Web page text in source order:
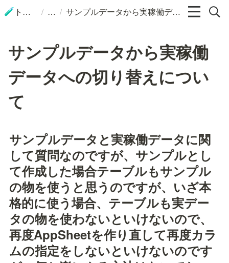
🧪 トップ / / サンプルデータから実稼働データへの切り替えについて
サンプルデータから実稼働
データへの切り替えについ
て
サンプルデータと実稼働データに関
して質問なのですが、サンプルとし
て作成した場合テーブルもサンプル
の物を使うと思うのですが、いざ本
格的に使う場合、テーブルも実デー
タの物を使わないといけないので、
再度AppSheetを作り直して再度カラ
ムの指定をしないといけないのです